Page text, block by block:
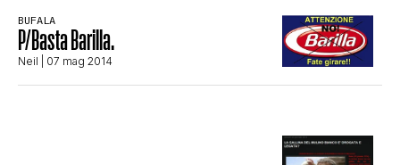
STORIA E CITAZIONI
INTRATTENIMENTO
COMPLOTTI, LEGGENDE URBANE ED
BUFALA
P/Basta Barilla.
Neil | 07 mag 2014